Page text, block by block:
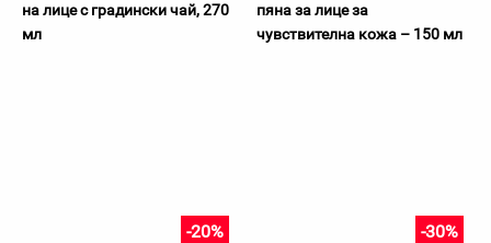
на лице с градински чай, 270
мл
пяна за лице за
чувствителна кожа – 150 мл
-20% -30%